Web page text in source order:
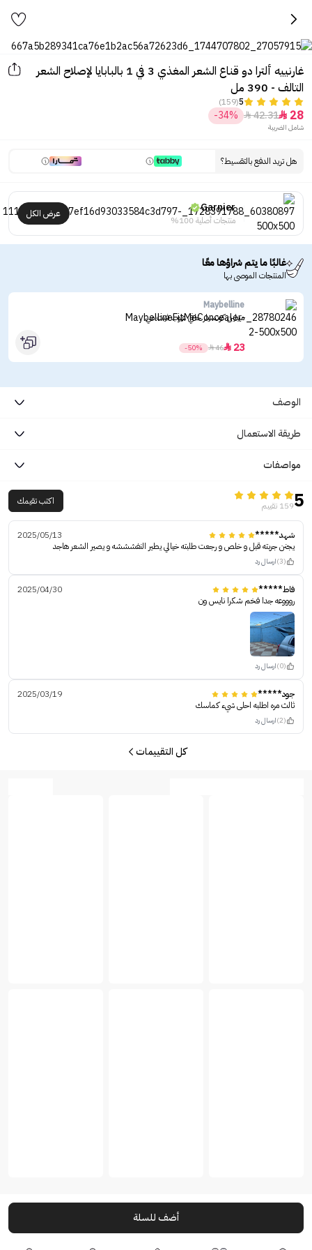
غارنييه ألترا دو قناع الشعر المغذي 3 في 1 بالبابايا لإصلاح الشعر
التالف - 390 مل
5
(159)
28

42.31

-34%
شامل الضريبة
هل تريد الدفع بالتقسيط؟
Garnier
منتجات أصلية 100%
عرض الكل
غالبًا ما يتم شراؤها معًا
المنتجات الموصى بها
Maybelline
ميبلين كونسيلر خافي عيوب فيت مي
23

46

-50%
الوصف
طريقة الاستعمال
مواصفات
5159 تقييم اكتب تقيمك
شهد*****
2025/05/13
يجنن جربته قبل و خلص و رجعت طلبته خيالي يطير النفشششه و يصير الشعر هاجد
(3) ارسال رد
فاط*****
2025/04/30
روووعه جدا فخم شكرا نايس ون
(0) ارسال رد
جود*****
2025/03/19
ثالث مره اطلبه احلى شيء كماسك
(2) ارسال رد
كل التقييمات
أضف للسلة